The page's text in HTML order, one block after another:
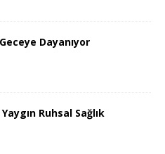
Dayanıyor
Ruhsal Sağlık